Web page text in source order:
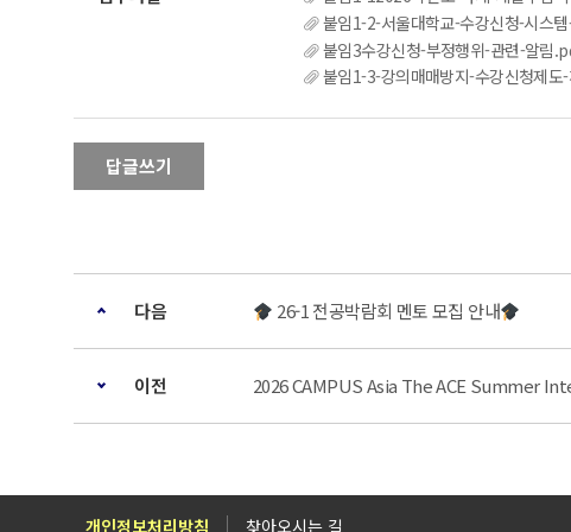
붙임1-2-서울대학교-수강신청-시스
붙임3수강신청-부정행위-관련-알림
붙임1-3-강의매매방지-수강신청
답글쓰기
다음 26-1 전공박람회 멘토 모집 안내
이전 2026 CAMPUS Asia The ACE Summer
개인정보처리방침 찾아오시는 길